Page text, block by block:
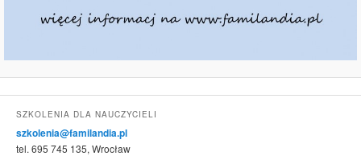
SZKOLENIA DLA NAUCZYCIELI
szkolenia@familandia.pl
tel. 695 745 135, Wrocław